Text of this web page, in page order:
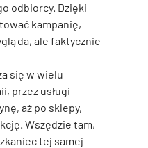
odbiorcy. Dzięki
kampanię,
ale faktycznie
się w wielu
przez usługi
aż po sklepy,
Wszędzie tam,
tej samej